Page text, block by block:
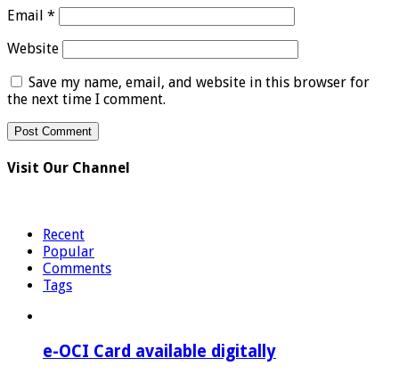
Email *
Website
Save my name, email, and website in this browser for
the next time I comment.
Visit Our Channel
Recent
Popular
Comments
Tags
e-OCI Card available digitally